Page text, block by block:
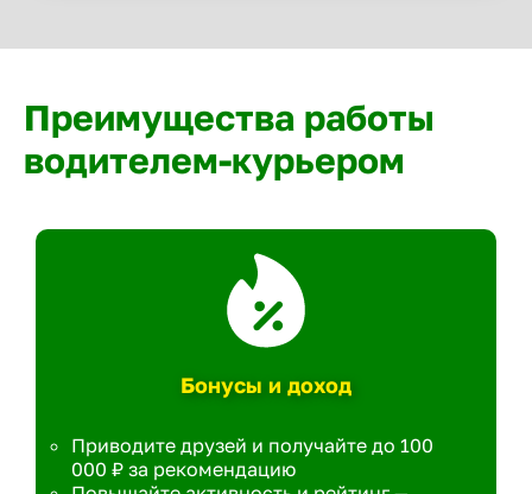
Преимущества работы
водителем-курьером
Бонусы и доход
Приводите друзей и получайте до 100
000 ₽ за рекомендацию